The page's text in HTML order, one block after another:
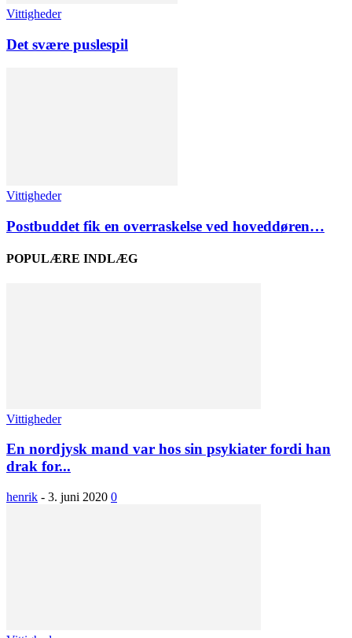
Vittigheder
Det svære puslespil
Vittigheder
Postbuddet fik en overraskelse ved hoveddøren…
POPULÆRE INDLÆG
Vittigheder
En nordjysk mand var hos sin psykiater fordi han
drak for...
henrik - 3. juni 2020 0